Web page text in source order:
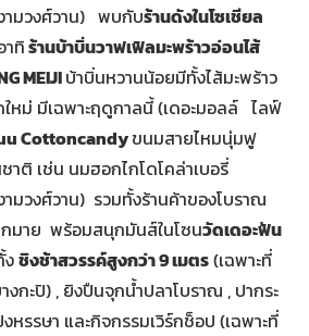
ามวงศ์วาน) พบกับร้านดังในโซเชียล
าทิร้านบ้าบิ่นวาฟเฟิลมะพร้าวอ่อนไส้
MEIJIบ้าบิ่นหวานน้อยมีทั้งไส้มะพร้าว
ใหม่ มีเฉพาะฤดูกาลนี้ (เดอะมอลล์ ไลฟ์
Cottoncandyขนมสายไหมนุ่มฟู
ติ เช่น นมฮอกไกโดโคล่าเบอรี่
มวงศ์วาน) รวมทั้งร้านค้าของโบราณ
กมาย พร้อมสนุกมันส์ในโซนวัดเดอะฟัน
งชิงช้าสวรรค์สูงกว่า 9 เมตร(เฉพาะที่
งกะปิ) , ยิงปืนจุกน้ำปลาโบราณ , ปากระ
หรรษา และกิจกรรมเวิร์กช็อป (เฉพาะที่